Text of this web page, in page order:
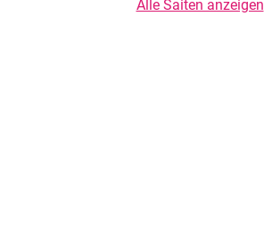
Alle Saiten anzeigen